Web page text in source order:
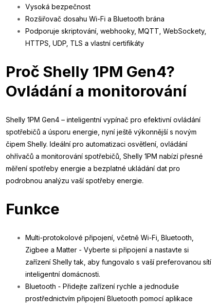
Vysoká bezpečnost
Rozšiřovač dosahu Wi-Fi a Bluetooth brána
Podporuje skriptování, webhooky, MQTT, WebSockety,
HTTPS, UDP, TLS a vlastní certifikáty
Proč Shelly 1PM Gen4?
Ovládání a monitorování
Shelly 1PM Gen4 – inteligentní vypínač pro efektivní ovládání
spotřebičů a úsporu energie, nyní ještě výkonnější s novým
čipem Shelly. Ideální pro automatizaci osvětlení, ovládání
ohřívačů a monitorování spotřebičů, Shelly 1PM nabízí přesné
měření spotřeby energie a bezplatné ukládání dat pro
podrobnou analýzu vaší spotřeby energie.
Funkce
Multi-protokolové připojení, včetně Wi-Fi, Bluetooth,
Zigbee a Matter - Vyberte si připojení a nastavte si
zařízení Shelly tak, aby fungovalo s vaší preferovanou sítí
inteligentní domácnosti.
Bluetooth - Přidejte zařízení rychle a jednoduše
prostřednictvím připojení Bluetooth pomocí aplikace